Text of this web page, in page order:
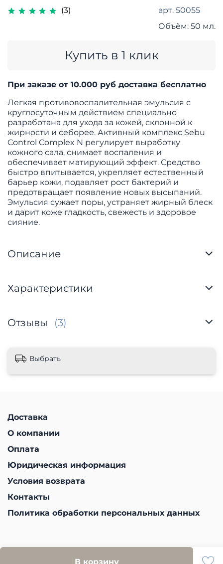
(3) арт. 50055
Объём: 50 мл.
В корзину
Купить в 1 клик
При заказе от 10.000 руб доставка бесплатно
Легкая противовоспалительная эмульсия с
круглосуточным действием специально
разработана для ухода за кожей, склонной к
жирности и себорее. Активный комплекс Sebu
Control Complex N регулирует выработку
кожного сала, снимает воспаления и
обеспечивает матирующий эффект. Средство
быстро впитывается, укрепляет естественный
барьер кожи, подавляет рост бактерий и
предотвращает появление новых высыпаний.
Эмульсия сужает поры, устраняет жирный блеск
и дарит коже гладкость, свежесть и здоровое
сияние.
Описание
Характеристики
Отзывы (3)
Выбрать
Доставка
О компании
Оплата
Юридическая информация
Условия возврата
Контакты
Политика обработки персональных данных